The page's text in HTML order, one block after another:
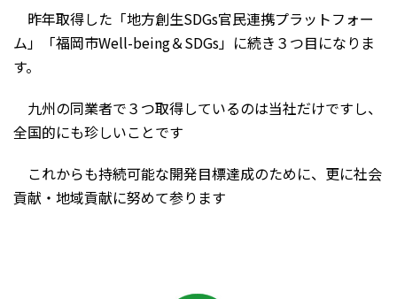
昨年取得した「地方創生SDGs官民連携プラットフォー
ム」「福岡市Well-being＆SDGs」に続き３つ目になりま
す。
九州の同業者で３つ取得しているのは当社だけですし、
全国的にも珍しいことです
これからも持続可能な開発目標達成のために、更に社会
貢献・地域貢献に努めて参ります